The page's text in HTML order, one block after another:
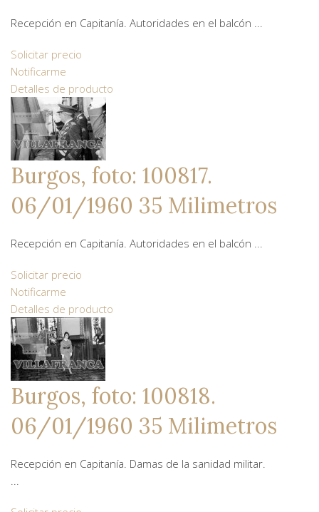
Recepción en Capitanía. Autoridades en el balcón ...
Solicitar precio
Notificarme
Detalles de producto
Burgos, foto: 100817.
06/01/1960 35 Milimetros
Recepción en Capitanía. Autoridades en el balcón ...
Solicitar precio
Notificarme
Detalles de producto
Burgos, foto: 100818.
06/01/1960 35 Milimetros
Recepción en Capitanía. Damas de la sanidad militar.
...